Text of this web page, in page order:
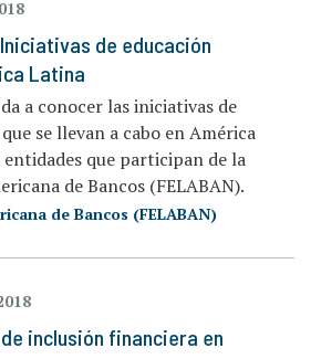
de educación
Latina
a conocer las iniciativas de
se llevan a cabo en América
que participan de la
de Bancos (FELABAN).
de Bancos (FELABAN)
inclusión financiera en